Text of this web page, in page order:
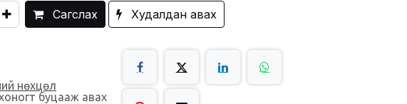
Сагслах Худалдан авах
нөхцөл
буцааж авах